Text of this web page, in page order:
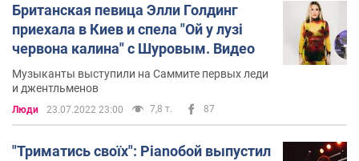
Британская певица Элли Голдинг
приехала в Киев и спела "Ой у лузі
червона калина" с Шуровым. Видео
Музыканты выступили на Саммите первых леди
и джентльменов
Люди 23.07.2022 23:00 7,8 т. 87
"Триматись своїх": Pianoбой выпустил